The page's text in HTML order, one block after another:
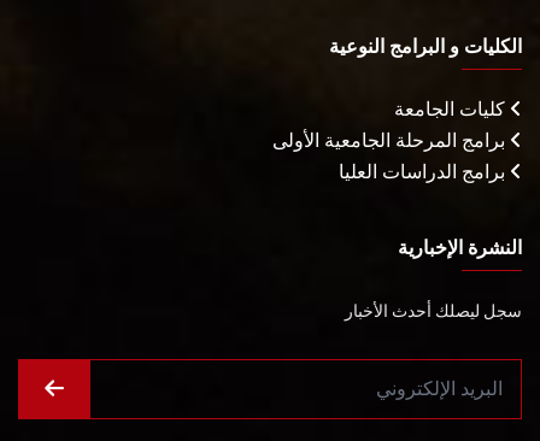
الكليات و البرامج النوعية
كليات الجامعة
برامج المرحلة الجامعية الأولى
برامج الدراسات العليا
النشرة الإخبارية
سجل ليصلك أحدث الأخبار